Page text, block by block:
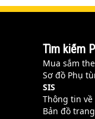
Tìm kiếm
Mua sắm
Sơ đồ Phụ
SIS
Thông tin về
Bản đồ trang